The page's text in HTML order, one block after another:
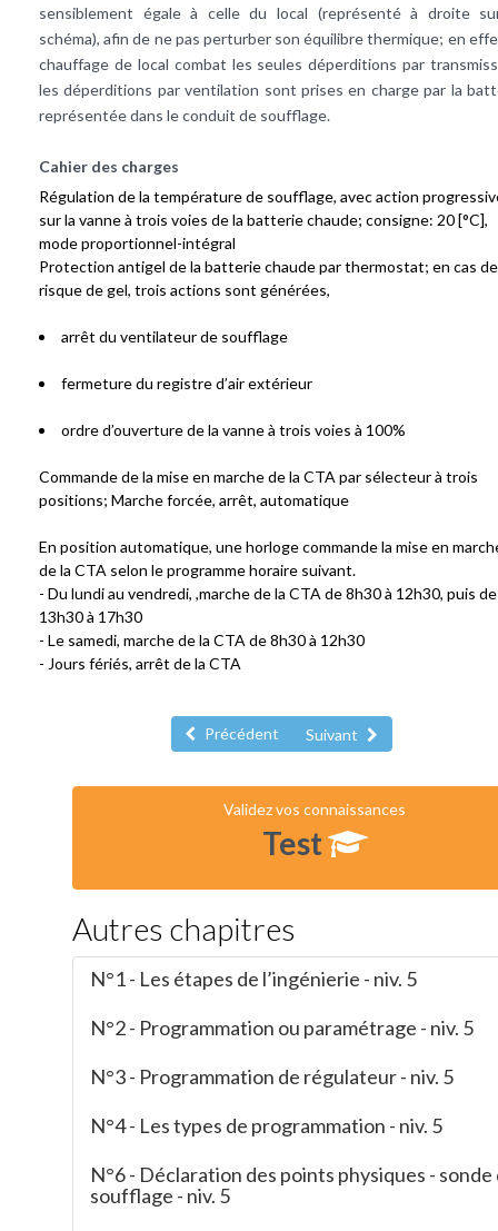
sensiblement égale à celle du local (représenté à droite
schéma), afin de ne pas perturber son équilibre thermique; en
chauffage de local combat les seules déperditions par
les déperditions par ventilation sont prises en charge par la
représentée dans le conduit de soufflage.
Cahier des charges
Régulation de la température de soufflage, avec action
sur la vanne à trois voies de la batterie chaude; consigne: 20 [°C],
mode proportionnel-intégral
Protection antigel de la batterie chaude par thermostat; en cas de
risque de gel, trois actions sont générées,
arrêt du ventilateur de soufflage
fermeture du registre d’air extérieur
ordre d’ouverture de la vanne à trois voies à 100%
Commande de la mise en marche de la CTA par sélecteur à trois
positions; Marche forcée, arrêt, automatique
En position automatique, une horloge commande la mise en
de la CTA selon le programme horaire suivant.
- Du lundi au vendredi, ,marche de la CTA de 8h30 à 12h30, puis de
13h30 à 17h30
- Le samedi, marche de la CTA de 8h30 à 12h30
- Jours fériés, arrêt de la CTA
Précédent Suivant
Validez vos connaissances
Test
Autres chapitres
N°1 - Les étapes de l’ingénierie - niv. 5
N°2 - Programmation ou paramétrage - niv. 5
N°3 - Programmation de régulateur - niv. 5
N°4 - Les types de programmation - niv. 5
N°6 - Déclaration des points physiques - sonde
soufflage - niv. 5